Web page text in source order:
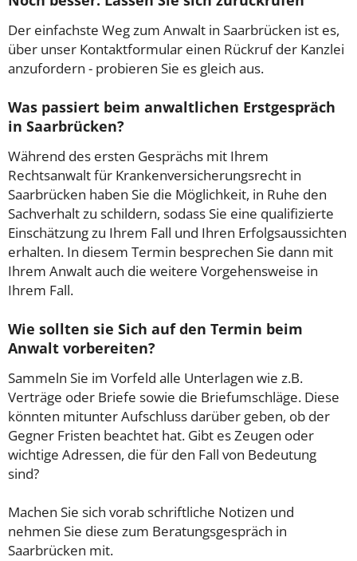
Der einfachste Weg zum Anwalt in Saarbrücken ist es,
über unser Kontaktformular einen Rückruf der Kanzlei
anzufordern - probieren Sie es gleich aus.
Was passiert beim anwaltlichen Erstgespräch
in Saarbrücken?
Während des ersten Gesprächs mit Ihrem
Rechtsanwalt für Krankenversicherungsrecht in
Saarbrücken haben Sie die Möglichkeit, in Ruhe den
Sachverhalt zu schildern, sodass Sie eine qualifizierte
Einschätzung zu Ihrem Fall und Ihren Erfolgsaussichten
erhalten. In diesem Termin besprechen Sie dann mit
Ihrem Anwalt auch die weitere Vorgehensweise in
Ihrem Fall.
Wie sollten sie Sich auf den Termin beim
Anwalt vorbereiten?
Sammeln Sie im Vorfeld alle Unterlagen wie z.B.
Verträge oder Briefe sowie die Briefumschläge. Diese
könnten mitunter Aufschluss darüber geben, ob der
Gegner Fristen beachtet hat. Gibt es Zeugen oder
wichtige Adressen, die für den Fall von Bedeutung
sind?
Machen Sie sich vorab schriftliche Notizen und
nehmen Sie diese zum Beratungsgespräch in
Saarbrücken mit.